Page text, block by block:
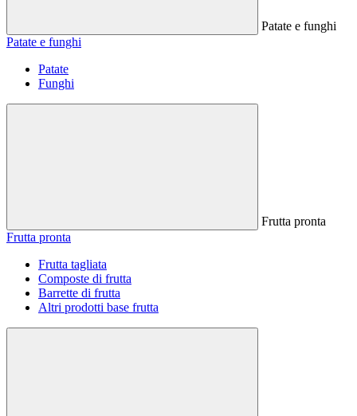
Patate e funghi
Patate e funghi
Patate
Funghi
Frutta pronta
Frutta pronta
Frutta tagliata
Composte di frutta
Barrette di frutta
Altri prodotti base frutta